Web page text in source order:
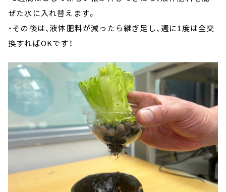
ぜた水に入れ替えます。
・その後は、液体肥料が減ったら継ぎ足し、週に1度は全交
換すればOKです！